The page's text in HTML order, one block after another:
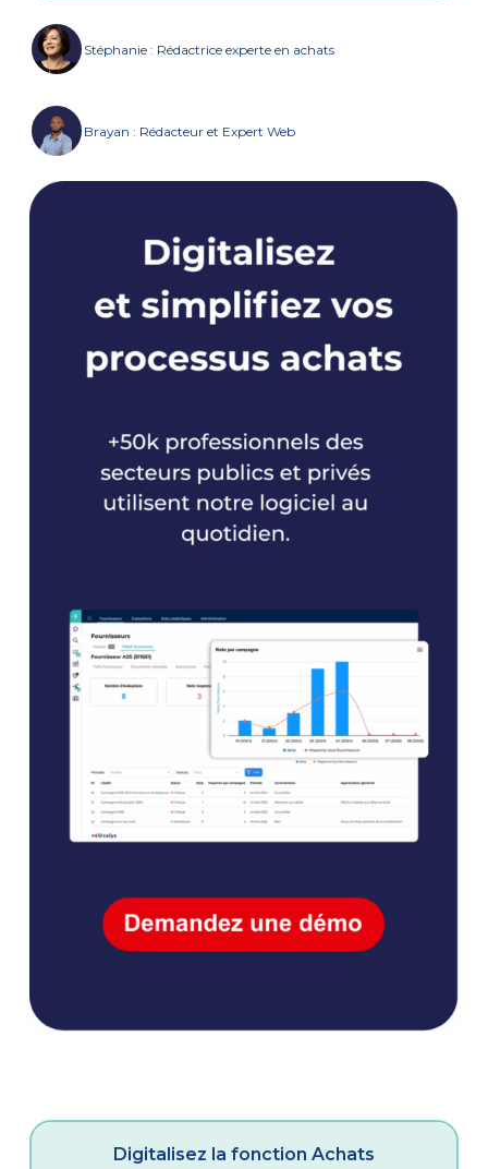
Stéphanie : Rédactrice experte en achats
Brayan : Rédacteur et Expert Web
Digitalisez la fonction Achats